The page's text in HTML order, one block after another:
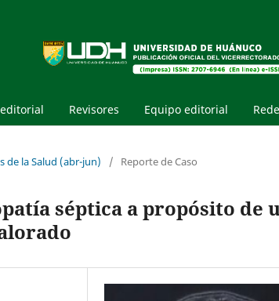
Revisores Equipo editorial
de la Salud (abr-jun) / Reporte de Caso
séptica a propósito de